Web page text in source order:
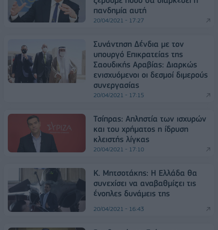
πανδημία αυτή
20/04/2021 - 17:27
Συνάντηση Δένδια με τον
υπουργό Επικρατείας της
Σαουδικής Αραβίας: Διαρκώς
ενισχυόμενοι οι δεσμοί διμερούς
συνεργασίας
20/04/2021 - 17:15
Τσίπρας: Απληστία των ισχυρών
και του χρήματος η ίδρυση
κλειστής λίγκας
20/04/2021 - 17:10
Κ. Μητσοτάκης: Η Ελλάδα θα
συνεχίσει να αναβαθμίζει τις
ένοπλες δυνάμεις της
20/04/2021 - 16:43